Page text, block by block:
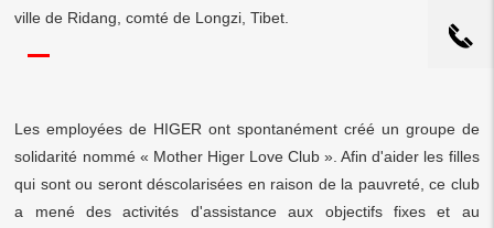
ville de Ridang, comté de Longzi, Tibet.
Les employées de HIGER ont spontanément créé un groupe de
solidarité nommé « Mother Higer Love Club ». Afin d'aider les filles
qui sont ou seront déscolarisées en raison de la pauvreté, ce club
a mené des activités d'assistance aux objectifs fixes et au